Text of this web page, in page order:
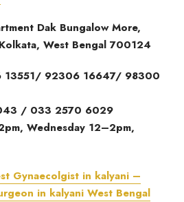
Dak Bungalow More,
West Bengal 700124
13551/ 92306 16647/ 98300
/ 033 2570 6029
Wednesday 12–2pm,
Gynaecolgist in kalyani –
in kalyani West Bengal